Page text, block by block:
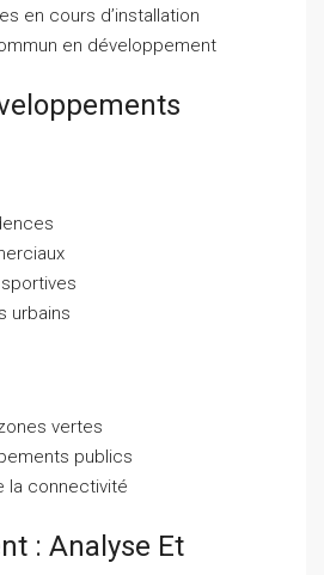
en cours d’installation
en développement
urbains
vertes
publics
la connectivité
: Analyse Et